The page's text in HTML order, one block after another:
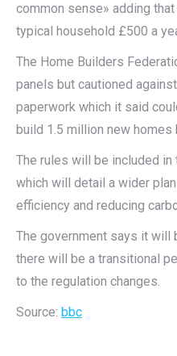
common sense» adding
typical household £500 a
The Home Builders
panels but cautioned
paperwork which it said
build 1.5 million new homes
The rules will be included in
which will detail a wider
efficiency and reducing
The government says it will
there will be a transitional
to the regulation changes.
Source: bbc